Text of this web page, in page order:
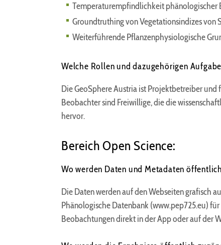
Temperaturempfindlichkeit phänologischer
Groundtruthing von Vegetationsindizes von
Weiterführende Pflanzenphysiologische
Welche Rollen und dazugehörigen
Die GeoSphere Austria ist Projektbetreiber
Beobachter sind Freiwillige, die die
hervor.
Bereich Open Science:
Wo werden Daten und Metadaten
Die Daten werden auf den Webseiten grafisch
Phänologische Datenbank (www.pep725.eu)
Beobachtungen direkt in der App oder auf der